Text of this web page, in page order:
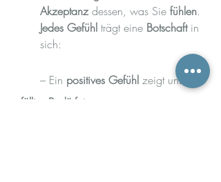
Akzeptanz dessen, was Sie fühlen.
Jedes Gefühl trägt eine Botschaft in
sich:
	– Ein
positives Gefühl zeigt uns ein
erfülltes Bedürfnis